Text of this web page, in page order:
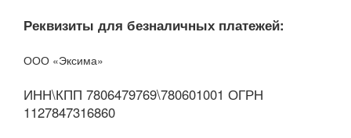
Реквизиты для безналичных платежей:
ООО «Эксима»
ИНН\КПП 7806479769\780601001 ОГРН
1127847316860